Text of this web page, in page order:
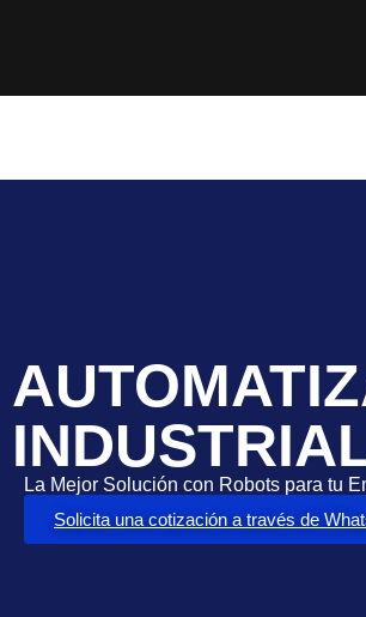
La Mejor Solución con Robots para tu
Solicita una cotización a través de